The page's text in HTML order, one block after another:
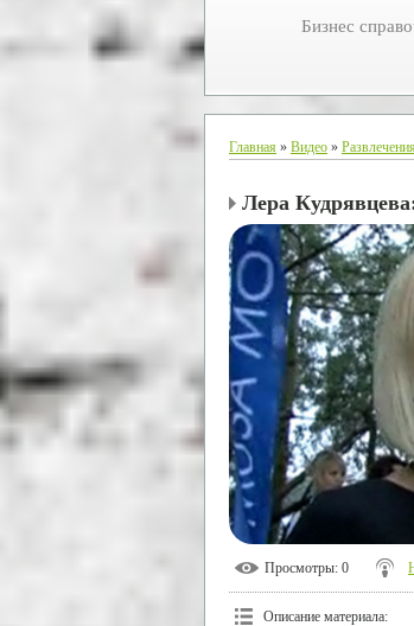
Бизнес
Главная » Видео »
Лера
Просмотры: 0
Описание материала: